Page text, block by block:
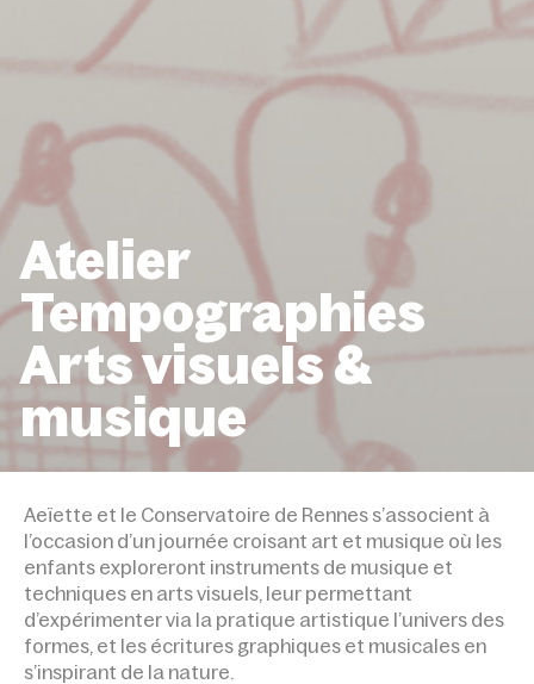
Atelier
Tempographies
Arts visuels &
musique
VISUELS & MUSIQUE
Aeïette et le Conservatoire de Rennes s’associent à
l’occasion d’un journée croisant art et musique où les
enfants exploreront instruments de musique et
techniques en arts visuels, leur permettant
d’expérimenter via la pratique artistique l’univers des
formes, et les écritures graphiques et musicales en
s’inspirant de la nature.